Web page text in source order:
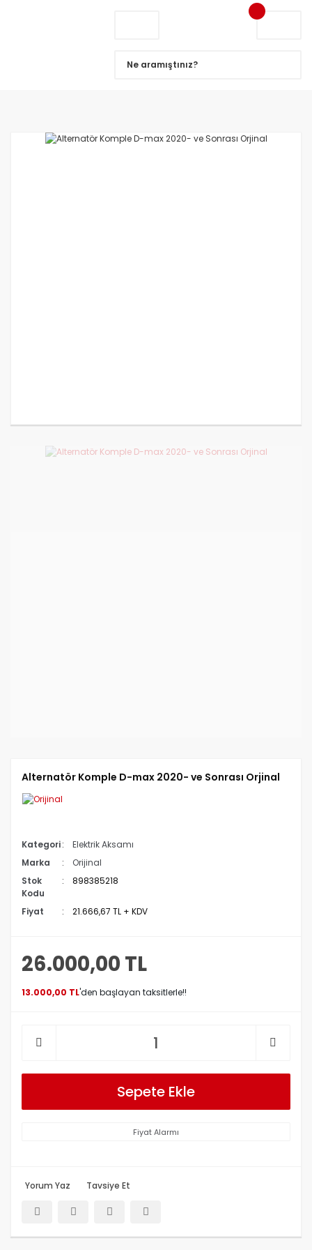
Alternatör Komple D-max 2020- ve Sonrası Orjinal
Kategori
Elektrik Aksamı
Marka
Orijinal
Stok
Kodu
898385218
Fiyat 21.666,67 TL + KDV
26.000,00 TL
13.000,00 TL'den başlayan taksitlerle!!
Sepete Ekle
Fiyat Alarmı
Yorum Yaz Tavsiye Et